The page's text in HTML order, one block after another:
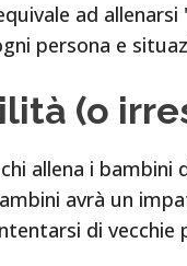
ad
persona e
(o
allena i
avrà un
di